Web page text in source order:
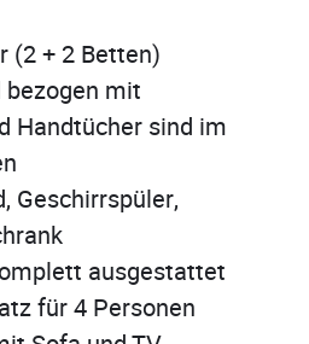
(2 + 2 Betten)
bezogen mit
Handtücher sind im
Geschirrspüler,
ausgestattet
für 4 Personen